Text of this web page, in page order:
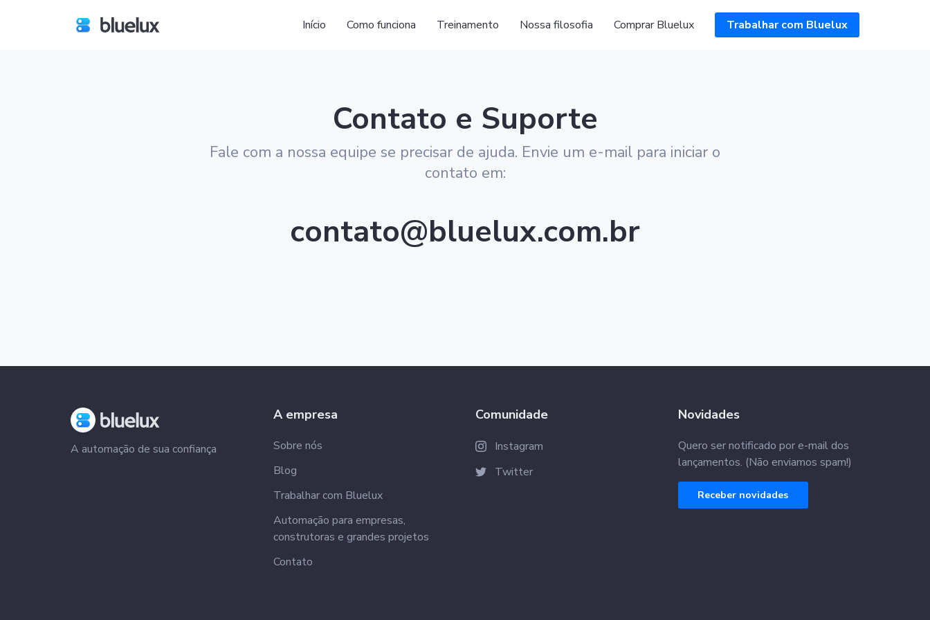
Início Como funciona Treinamento Nossa filosofia Comprar Bluelux Trabalhar com Bluelux
Contato e Suporte
Fale com a nossa equipe se precisar de ajuda. Envie um e-mail para iniciar o
contato em:
contato@bluelux.com.br
A automação de sua confiança
A empresa
Sobre nós
Blog
Trabalhar com Bluelux
Automação para empresas,
construtoras e grandes projetos
Contato
Comunidade
Instagram
Twitter
Novidades
Quero ser notificado por e-mail dos
lançamentos. (Não enviamos spam!)
Receber novidades